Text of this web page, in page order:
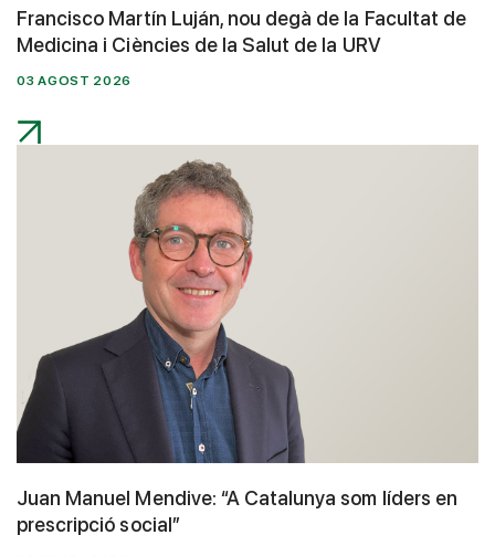
Francisco Martín Luján, nou degà de la Facultat de
Medicina i Ciències de la Salut de la URV
03 AGOST 2026
Juan Manuel Mendive: “A Catalunya som líders en
prescripció social”